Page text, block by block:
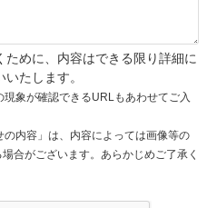
ために、内容はできる限り詳細に
たします。
現象が確認できるURLもあわせてご入
内容」は、内容によっては画像等の
合がございます。あらかじめご了承く